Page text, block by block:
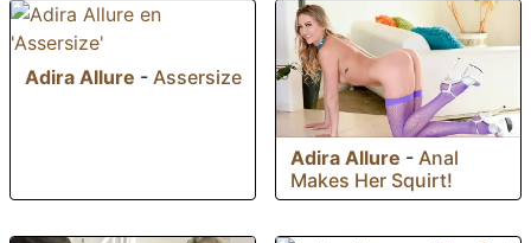
Adira Allure - Assersize
Adira Allure - Anal
Makes Her Squirt!